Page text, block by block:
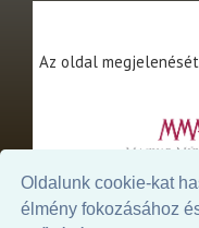
Oldalunk cookie-kat
élmény fokozásához
Az oldal